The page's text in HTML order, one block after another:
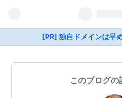
[PR] 独自ドメインは早
このブログの